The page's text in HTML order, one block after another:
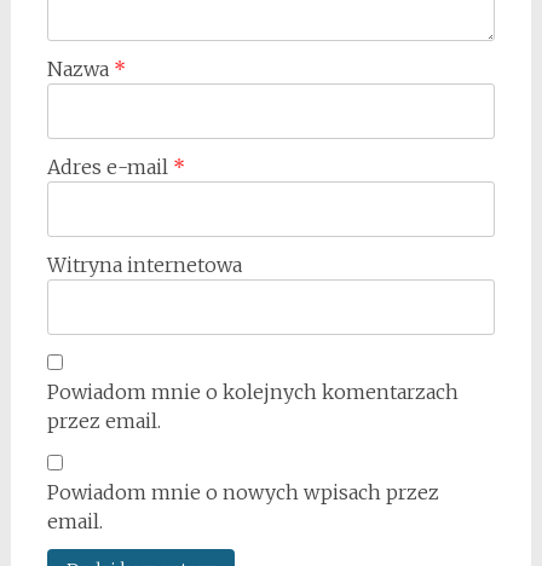
Nazwa *
Adres e-mail *
Witryna internetowa
Powiadom mnie o kolejnych komentarzach
przez email.
Powiadom mnie o nowych wpisach przez
email.